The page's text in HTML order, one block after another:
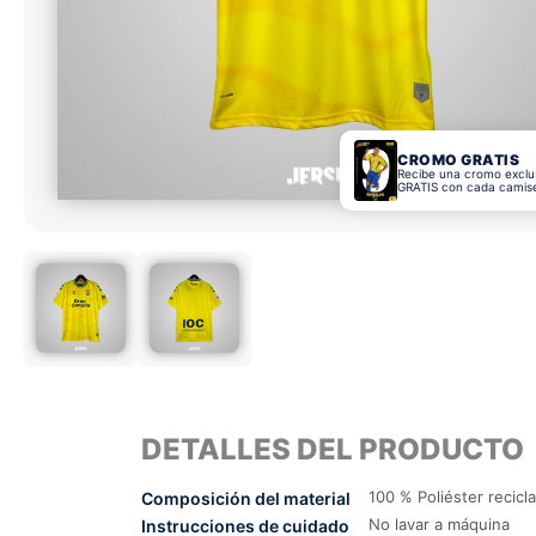
CROMO GRATIS
Recibe una cromo
GRATIS con cada
DETALLES DEL PRODUCTO
Composición del material 100 % Poliéster
Instrucciones de cuidado No lavar a máquina